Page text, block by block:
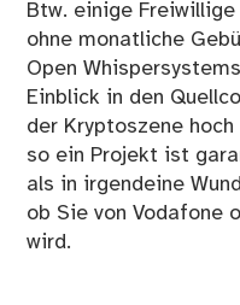
Btw. einige
ohne monatliche
Open Whispersystems
Einblick in den
der Kryptoszene hoch
so ein Projekt ist
als in irgendeine
ob Sie von Vodafone
wird.